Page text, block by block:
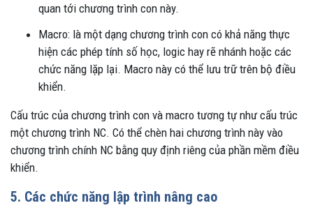
quan tới chương trình con này.
Macro: là một dạng chương trình con có khả năng thực
hiện các phép tính số học, logic hay rẽ nhánh hoặc các
chức năng lặp lại. Macro này có thể lưu trữ trên bộ điều
khiển.
Cấu trúc của chương trình con và macro tương tự như cấu trúc
một chương trình NC. Có thể chèn hai chương trình này vào
chương trình chính NC bằng quy định riêng của phần mềm điều
khiển.
5. Các chức năng lập trình nâng cao